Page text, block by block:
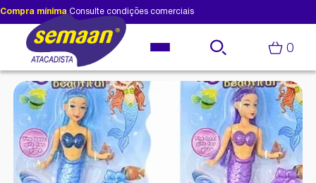
Compra mínima Consulte condições comerciais
0